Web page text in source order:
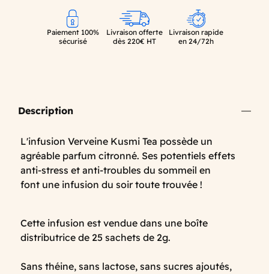
Paiement 100%
sécurisé
Livraison offerte
dès 220€ HT
Livraison rapide
en 24/72h
Description
L'infusion Verveine Kusmi Tea possède un
agréable parfum citronné. Ses potentiels effets
anti-stress et anti-troubles du sommeil en
font une infusion du soir toute trouvée !
Cette infusion est vendue dans une boîte
distributrice de 25 sachets de 2g.
Sans théine, sans lactose, sans sucres ajoutés,